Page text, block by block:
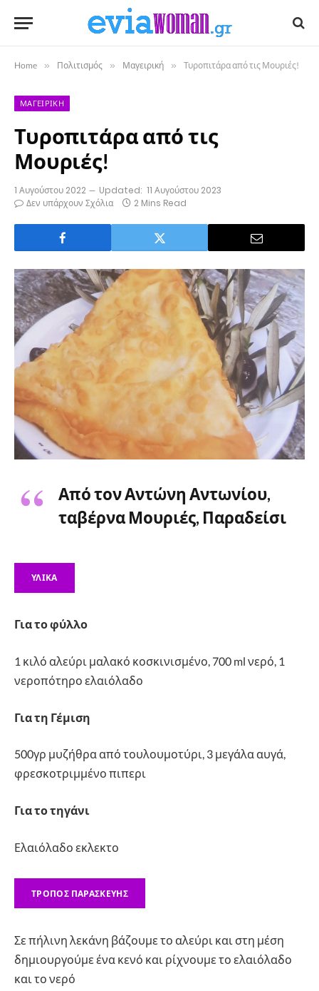
Home » Πολιτισμός » Μαγειρική » Τυροπιτάρα από τις Μουριές!
ΜΑΓΕΙΡΙΚΉ
Τυροπιτάρα από τις
Μουριές!
1 Αυγούστου 2022 Updated: 11 Αυγούστου 2023
Δεν υπάρχουν Σχόλια
2 Mins Read
Από τον Αντώνη Αντωνίου,
ταβέρνα Μουριές, Παραδείσι
ΥΛΙΚΆ
Για το φύλλο
1 κιλό αλεύρι μαλακό κοσκινισμένο, 700 ml νερό, 1
νεροπότηρο ελαιόλαδο
Για τη Γέμιση
500γρ μυζήθρα από τουλουμοτύρι, 3 μεγάλα αυγά,
φρεσκοτριμμένο πιπερι
Για το τηγάνι
Ελαιόλαδο εκλεκτο
ΤΡΌΠΟΣ ΠΑΡΑΣΚΕΥΉΣ
Σε πήλινη λεκάνη βάζουμε το αλεύρι και στη μέση
δημιουργούμε ένα κενό και ρίχνουμε το ελαιόλαδο
και το νερό